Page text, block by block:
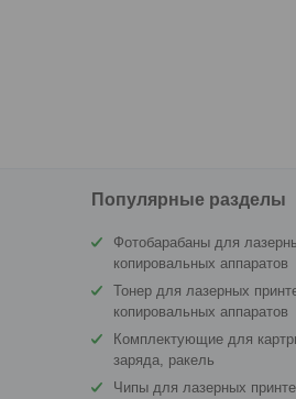
Популярные разделы
Фотобарабаны для
копировальных аппаратов
Тонер для лазерных
копировальных аппаратов
Комплектующие для
заряда, ракель
Чипы для лазерных